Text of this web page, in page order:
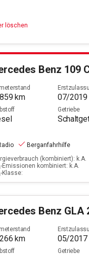
löschen
Benz 109 CDI Lang (A2)
km 07/2019
Getriebe
Berganfahrhilfe
(kombiniert): k.A.
Emissionen kombiniert: k.A.
Klasse:
Benz GLA 200
km 05/2017
Getriebe